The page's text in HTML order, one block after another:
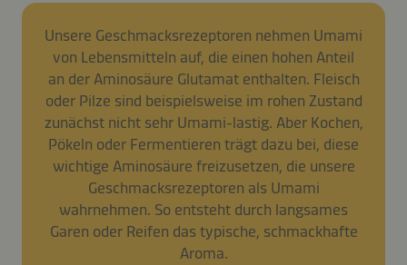
Unsere Geschmacksrezeptoren nehmen Umami
von Lebensmitteln auf, die einen hohen Anteil
an der Aminosäure Glutamat enthalten. Fleisch
oder Pilze sind beispielsweise im rohen Zustand
zunächst nicht sehr Umami-lastig. Aber Kochen,
Pökeln oder Fermentieren trägt dazu bei, diese
wichtige Aminosäure freizusetzen, die unsere
Geschmacksrezeptoren als Umami
wahrnehmen. So entsteht durch langsames
Garen oder Reifen das typische, schmackhafte
Aroma.